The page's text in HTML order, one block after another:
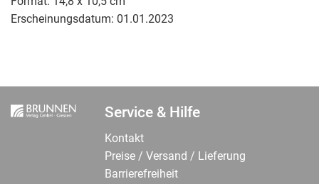
Erscheinungsdatum: 01.01.2023
Service & Hilfe
Kontakt
Preise / Versand / Lieferung
Barrierefreiheit